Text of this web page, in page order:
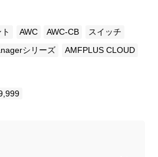
AWC AWC-CB
スイッチ
シリーズ
AMFPLUS CLOUD